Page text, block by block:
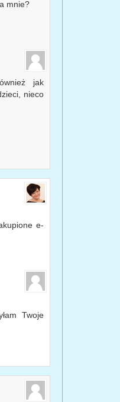
mnie?
jak
nieco
e-
Twoje